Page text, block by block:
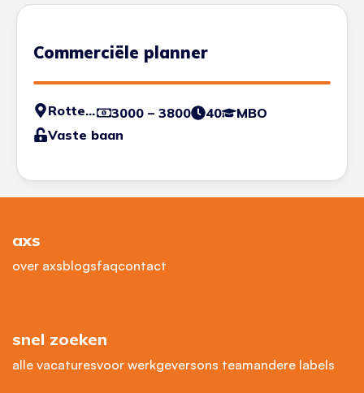
Commerciële planner
Rotterdam 3000 – 3800 40
MBO
Vaste baan
axs
over axsblogsfaqcontact
snel zoeken
alle vacaturesvoor werkgeversons teamandere labels